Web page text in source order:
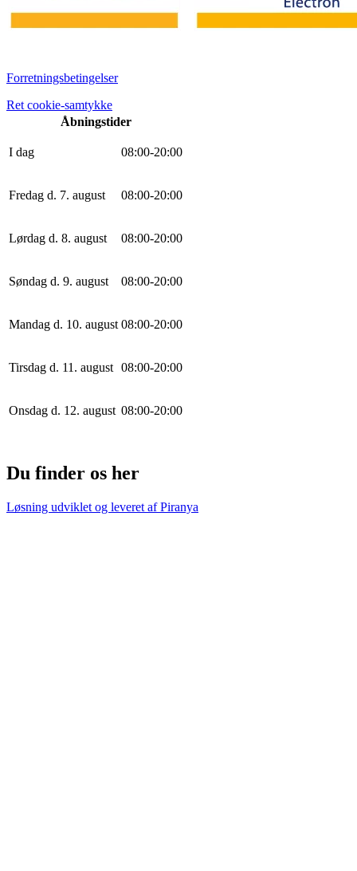
Forretningsbetingelser
Ret cookie-samtykke
Åbningstider
I dag 08:00-20:00
Fredag d. 7. august 08:00-20:00
Lørdag d. 8. august 08:00-20:00
Søndag d. 9. august 08:00-20:00
Mandag d. 10. august 08:00-20:00
Tirsdag d. 11. august 08:00-20:00
Onsdag d. 12. august 08:00-20:00
Du finder os her
Løsning udviklet og leveret afPiranya